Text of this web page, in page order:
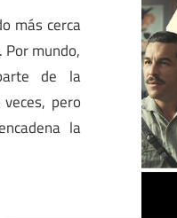
más cerca
Por mundo,
de la
pero
la